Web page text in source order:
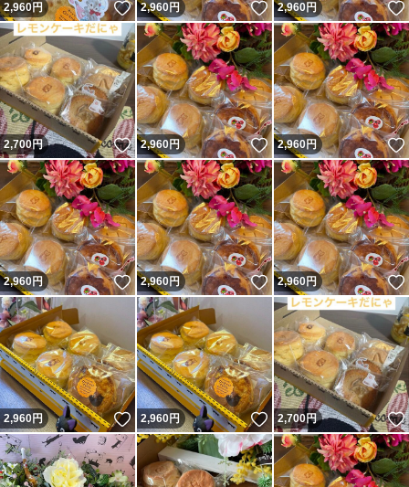
2,960円 いいね！
2,960円 いいね！
2,960円
2,700円 いいね！
2,960円 いいね！
2,960円
2,960円 いいね！
2,960円 いいね！
2,960円
2,960円 いいね！
2,960円 いいね！
2,700円